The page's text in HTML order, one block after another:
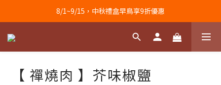
8/1~9/15，中秋禮盒早鳥享9折優惠
【 禪燒肉 】芥味椒鹽